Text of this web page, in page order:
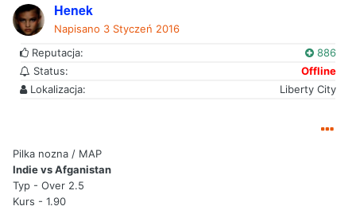
Henek
Napisano 3 Styczeń 2016
Reputacja:
886
Status:
Offline
Lokalizacja:
Liberty City
Pilka nozna / MAP
Indie vs Afganistan
Typ - Over 2.5
Kurs - 1.90